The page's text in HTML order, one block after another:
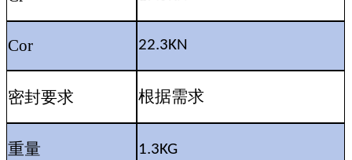
Cor 22.3KN
密封要求 根据需求
重量 1.3KG